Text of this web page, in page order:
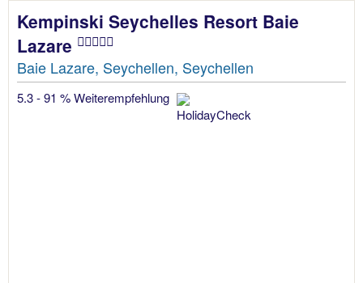
Kempinski Seychelles Resort Baie
Lazare
Baie Lazare, Seychellen, Seychellen
5.3 - 91 % Weiterempfehlung